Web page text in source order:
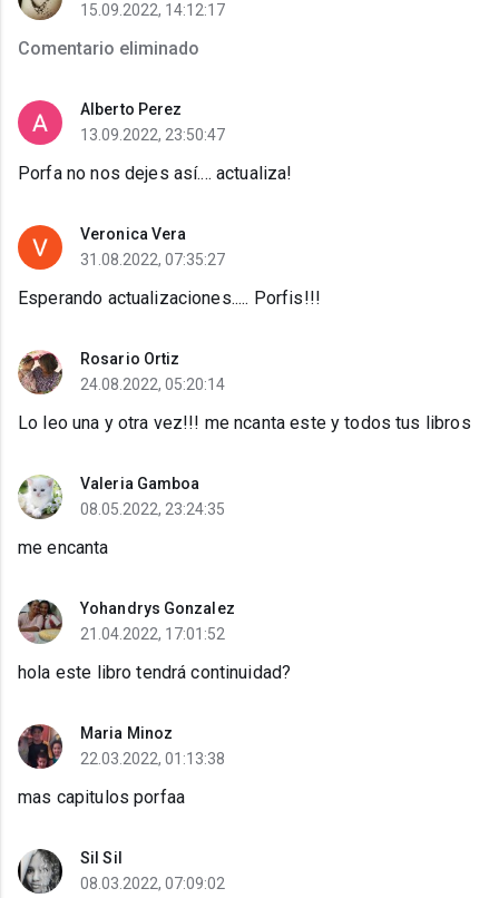
15.09.2022, 14:12:17
Comentario eliminado
Alberto Perez
13.09.2022, 23:50:47
Porfa no nos dejes así.... actualiza!
Veronica Vera
31.08.2022, 07:35:27
Esperando actualizaciones..... Porfis!!!
Rosario Ortiz
24.08.2022, 05:20:14
Lo leo una y otra vez!!! me ncanta este y todos tus libros
Valeria Gamboa
08.05.2022, 23:24:35
me encanta
Yohandrys Gonzalez
21.04.2022, 17:01:52
hola este libro tendrá continuidad?
Maria Minoz
22.03.2022, 01:13:38
mas capitulos porfaa
Sil Sil
08.03.2022, 07:09:02